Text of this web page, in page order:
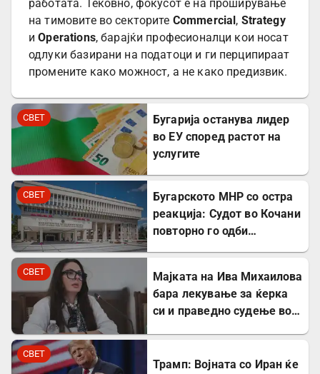
работата. Тековно, фокусот е на проширување
на тимовите во секторите Commercial, Strategy
иOperations, барајќи професионалци кои носат
одлуки базирани на податоци и ги перципираат
промените како можност, а не како предизвик.
СВЕТ
Бугарија останува лидер
во ЕУ според растот на
услугите
СВЕТ
Бугарското МНР со остра
реакција: Судот во Кочани
повторно го одби
СВЕТ
Мајката на Ива Михаилова
бара лекување за ќерка
си и праведно судење во
СВЕТ
Трамп: Војната со Иран ќе